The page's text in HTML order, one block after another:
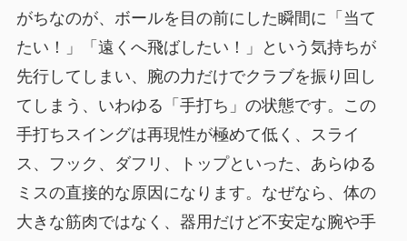
がちなのが、ボールを目の前にした瞬間に「当て
たい！」「遠くへ飛ばしたい！」という気持ちが
先行してしまい、腕の力だけでクラブを振り回し
てしまう、いわゆる「手打ち」の状態です。この
手打ちスイングは再現性が極めて低く、スライ
ス、フック、ダフリ、トップといった、あらゆる
ミスの直接的な原因になります。なぜなら、体の
大きな筋肉ではなく、器用だけど不安定な腕や手